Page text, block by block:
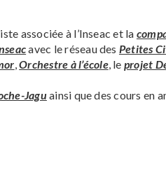
associée à l’Inseac et la
avec le réseau des Petites
,Orchestre à l’école, le projet
Jaguainsi que des cours en